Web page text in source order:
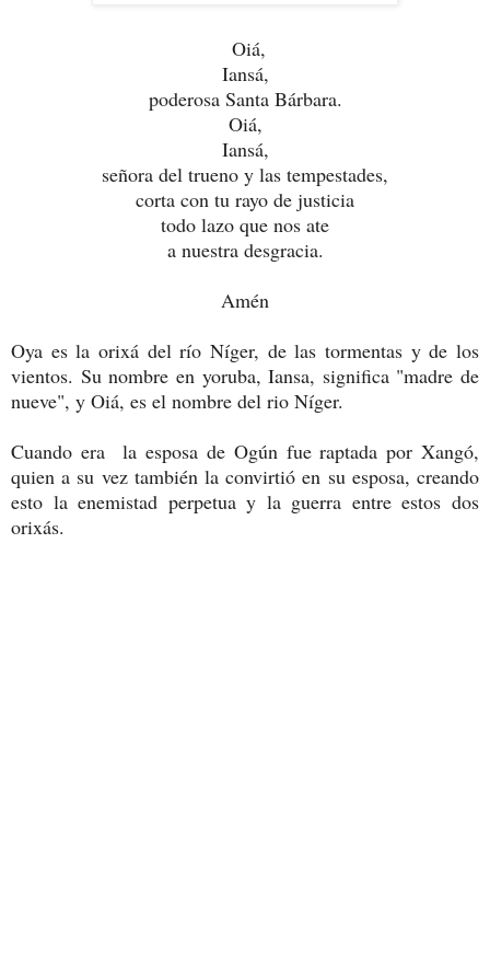
Oiá,
Iansá,
poderosa Santa Bárbara.
Oiá,
Iansá,
señora del trueno y las tempestades,
corta con tu rayo de justicia
todo lazo que nos ate
a nuestra desgracia.
Amén
Oya es la orixá del río Níger, de las tormentas y de los
vientos. Su nombre en yoruba, Iansa, significa "madre de
nueve", y Oiá, es el nombre del rio Níger.
Cuando era la esposa de Ogún fue raptada por Xangó,
quien a su vez también la convirtió en su esposa, creando
esto la enemistad perpetua y la guerra entre estos dos
orixás.